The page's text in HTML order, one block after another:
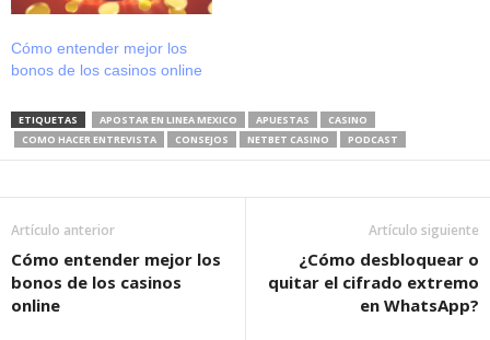
Cómo entender mejor los
bonos de los casinos online
ETIQUETAS APOSTAR EN LINEA MEXICO APUESTAS
CASINO
COMO HACER ENTREVISTA
CONSEJOS NETBET CASINO PODCAST
Artículo anterior
Cómo entender mejor los
bonos de los casinos
online
Artículo siguiente
¿Cómo desbloquear o
quitar el cifrado extremo
en WhatsApp?